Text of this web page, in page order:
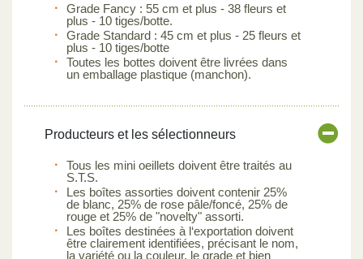
Grade Fancy : 55 cm et plus - 38 fleurs et
plus - 10 tiges/botte.
Grade Standard : 45 cm et plus - 25 fleurs et
plus - 10 tiges/botte
Toutes les bottes doivent être livrées dans
un emballage plastique (manchon).
Producteurs et les sélectionneurs
Tous les mini oeillets doivent être traités au
S.T.S.
Les boîtes assorties doivent contenir 25%
de blanc, 25% de rose pâle/foncé, 25% de
rouge et 25% de "novelty" assorti.
Les boîtes destinées à l‘exportation doivent
être clairement identifiées, précisant le nom,
la variété ou la couleur, le grade et bien